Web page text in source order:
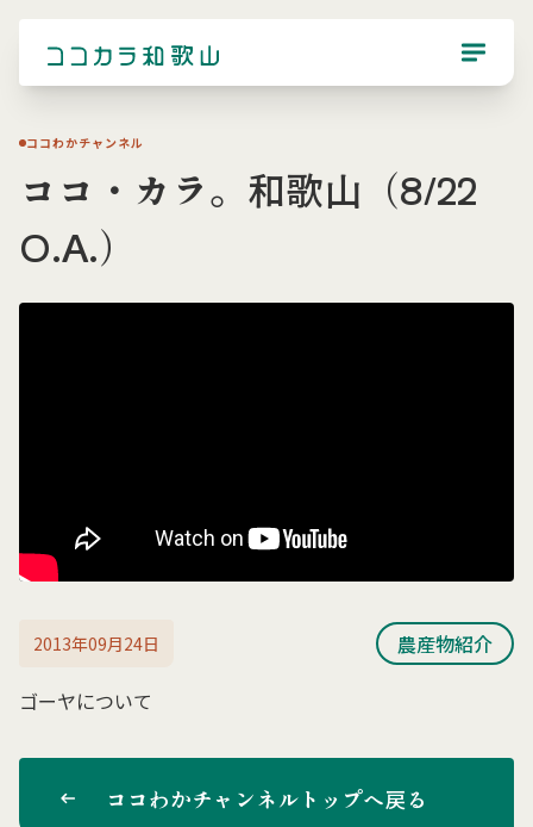
ココわかチャンネル
ココ・カラ。和歌山（8/22
O.A.）
2013年09月24日
農産物紹介
ゴーヤについて
ココわかチャンネルトップへ戻る